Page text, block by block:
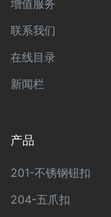
增值服务
联系我们
在线目录
新闻栏
产品
201-不锈钢钮扣
204-五爪扣